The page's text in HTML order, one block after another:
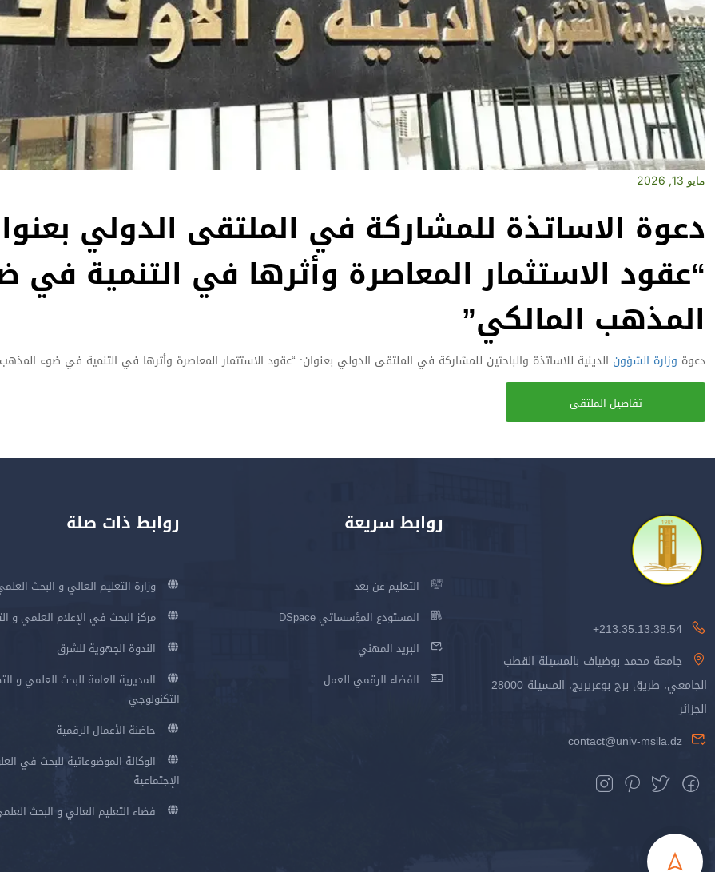
مايو 13, 2026
دعوة الاساتذة للمشاركة في الملتقى الدولي
“عقود الاستثمار المعاصرة وأثرها في التنمية في
المذهب المالكي”
دعوة وزارة الشؤون الدينية للاساتذة والباحثين للمشاركة في الملتقى الدولي بعنوان: “عقود الاستثمار المعاصرة وأثرها في التنمية في ضوء
تفاصيل الملتقى
213.35.13.38.54+
جامعة محمد بوضياف بالمسيلة القطب
الجامعي، طريق برج بوعريريج، المسيلة 28000
الجزائر
contact@univ-msila.dz
روابط سريعة
التعليم عن بعد
المستودع المؤسساتي DSpace
البريد المهني
الفضاء الرقمي للعمل
روابط ذات صلة
وزارة التعليم العالي و البحث
مركز البحث في الإعلام العلمي و
الندوة الجهوية للشرق
المديرية العامة للبحث العلمي و
التكنولوجي
حاضنة الأعمال الرقمية
الوكالة الموضوعاتية للبحث في
الإجتماعية
فضاء التعليم العالي و البحث